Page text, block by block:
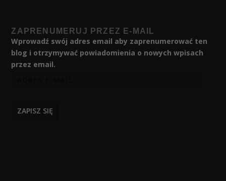
ZAPRENUMERUJ PRZEZ E-MAIL
Wprowadź swój adres email aby zaprenumerować ten
blog i otrzymywać powiadomienia o nowych wpisach
przez email.
ZAPISZ SIĘ